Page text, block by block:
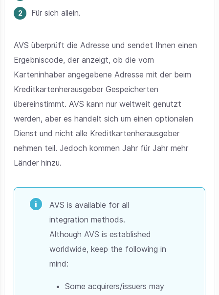
Für sich allein.
AVS überprüft die Adresse und sendet Ihnen einen
Ergebniscode, der anzeigt, ob die vom
Karteninhaber angegebene Adresse mit der beim
Kreditkartenherausgeber Gespeicherten
übereinstimmt. AVS kann nur weltweit genutzt
werden, aber es handelt sich um einen optionalen
Dienst und nicht alle Kreditkartenherausgeber
nehmen teil. Jedoch kommen Jahr für Jahr mehr
Länder hinzu.
AVS is available for all
integration methods.
Although AVS is established
worldwide, keep the following in
mind:
Some acquirers/issuers may